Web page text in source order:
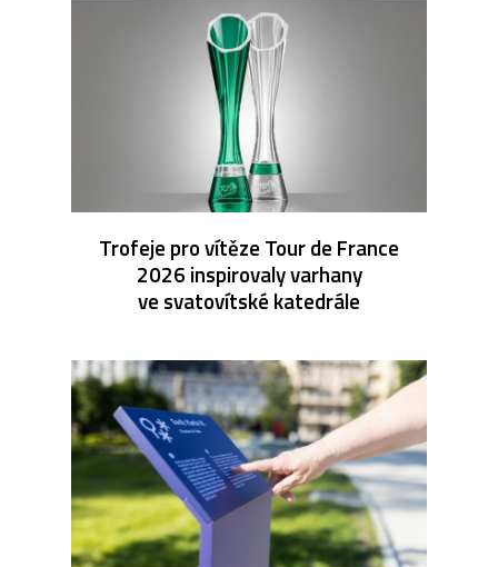
Trofeje pro vítěze Tour de France
2026 inspirovaly varhany
ve svatovítské katedrále